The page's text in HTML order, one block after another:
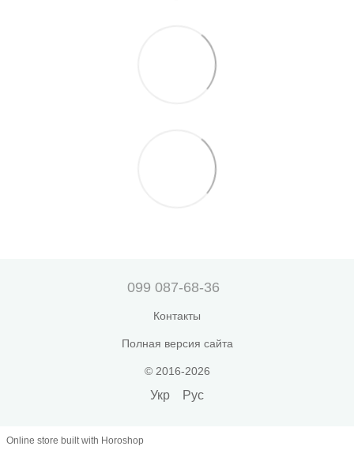
099 087-68-36
Контакты
Полная версия сайта
© 2016-2026
Укр Рус
Online store built with Horoshop